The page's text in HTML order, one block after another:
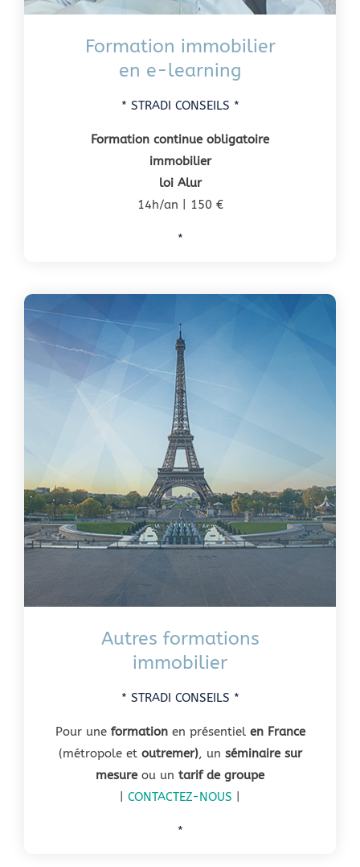
Formation immobilier
en e-learning
* STRADI CONSEILS *
Formation continue obligatoire
immobilier
loi Alur
14h/an | 150 €
*
Autres formations
immobilier
* STRADI CONSEILS *
Pour une formation en présentiel en France
(métropole et outremer), un séminaire sur
mesure ou un tarif de groupe
CONTACTEZ-NOUS
*